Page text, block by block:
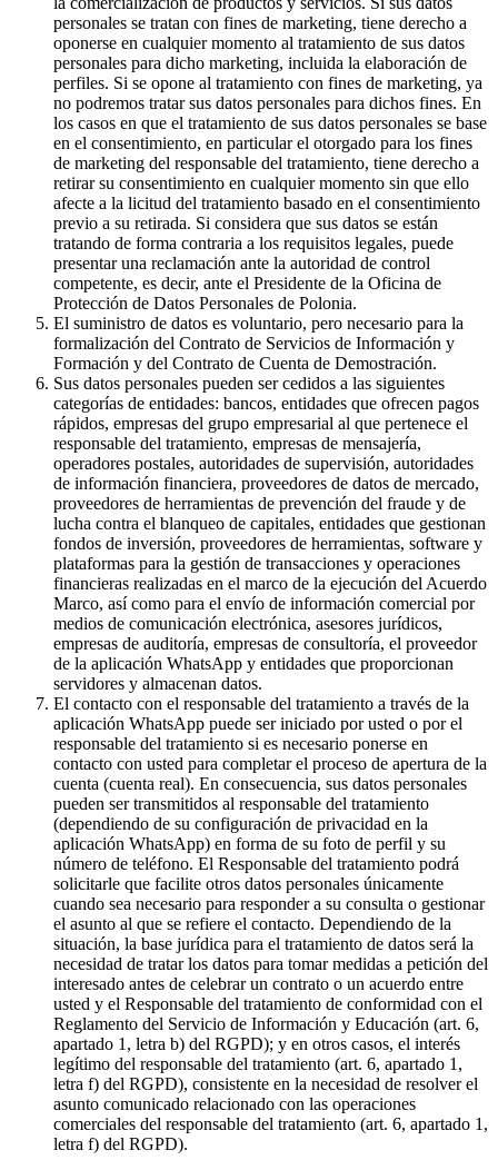
personales se tratan con fines de marketing, tiene derecho a
oponerse en cualquier momento al tratamiento de sus datos
personales para dicho marketing, incluida la elaboración de
perfiles. Si se opone al tratamiento con fines de marketing, ya
no podremos tratar sus datos personales para dichos fines. En
los casos en que el tratamiento de sus datos personales se base
en el consentimiento, en particular el otorgado para los fines
de marketing del responsable del tratamiento, tiene derecho a
retirar su consentimiento en cualquier momento sin que ello
afecte a la licitud del tratamiento basado en el consentimiento
previo a su retirada. Si considera que sus datos se están
tratando de forma contraria a los requisitos legales, puede
presentar una reclamación ante la autoridad de control
competente, es decir, ante el Presidente de la Oficina de
Protección de Datos Personales de Polonia.
El suministro de datos es voluntario, pero necesario para la
formalización del Contrato de Servicios de Información y
Formación y del Contrato de Cuenta de Demostración.
Sus datos personales pueden ser cedidos a las siguientes
categorías de entidades: bancos, entidades que ofrecen pagos
rápidos, empresas del grupo empresarial al que pertenece el
responsable del tratamiento, empresas de mensajería,
operadores postales, autoridades de supervisión, autoridades
de información financiera, proveedores de datos de mercado,
proveedores de herramientas de prevención del fraude y de
lucha contra el blanqueo de capitales, entidades que gestionan
fondos de inversión, proveedores de herramientas, software y
plataformas para la gestión de transacciones y operaciones
financieras realizadas en el marco de la ejecución del Acuerdo
Marco, así como para el envío de información comercial por
medios de comunicación electrónica, asesores jurídicos,
empresas de auditoría, empresas de consultoría, el proveedor
de la aplicación WhatsApp y entidades que proporcionan
servidores y almacenan datos.
El contacto con el responsable del tratamiento a través de la
aplicación WhatsApp puede ser iniciado por usted o por el
responsable del tratamiento si es necesario ponerse en
contacto con usted para completar el proceso de apertura de la
cuenta (cuenta real). En consecuencia, sus datos personales
pueden ser transmitidos al responsable del tratamiento
(dependiendo de su configuración de privacidad en la
aplicación WhatsApp) en forma de su foto de perfil y su
número de teléfono. El Responsable del tratamiento podrá
solicitarle que facilite otros datos personales únicamente
cuando sea necesario para responder a su consulta o gestionar
el asunto al que se refiere el contacto. Dependiendo de la
situación, la base jurídica para el tratamiento de datos será la
necesidad de tratar los datos para tomar medidas a petición del
interesado antes de celebrar un contrato o un acuerdo entre
usted y el Responsable del tratamiento de conformidad con el
Reglamento del Servicio de Información y Educación (art. 6,
apartado 1, letra b) del RGPD); y en otros casos, el interés
legítimo del responsable del tratamiento (art. 6, apartado 1,
letra f) del RGPD), consistente en la necesidad de resolver el
asunto comunicado relacionado con las operaciones
comerciales del responsable del tratamiento (art. 6, apartado 1,
letra f) del RGPD).